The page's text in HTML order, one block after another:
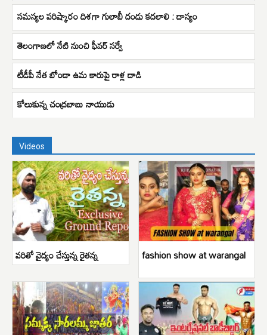
సమస్యల పరిష్కారం దిశగా గులాబీ దండు కదలాలి : దాస్యం
తెలంగాణలో నేటి నుంచి ఫీవర్ సర్వే
టీడీపీ నేత బోండా ఉమ కారుపై రాళ్ల దాడి
కోలుకున్న చంద్రబాబు నాయుడు
Videos
వరితో వైద్యం చేస్తున్న రైతన్న fashion show at warangal